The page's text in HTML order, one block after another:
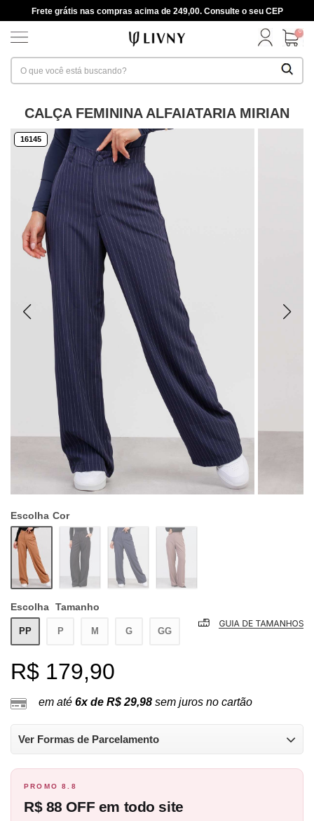
Frete grátis nas compras acima de 249,00. Consulte o seu CEP
0
CALÇA FEMININA ALFAIATARIA MIRIAN
16145
Escolha Cor
Escolha Tamanho
PP P M G GG
R$ 179,90
em até 6x de R$ 29,98 sem juros no cartão
Ver Formas de Parcelamento
PROMO 8.8
R$ 88 OFF em todo site